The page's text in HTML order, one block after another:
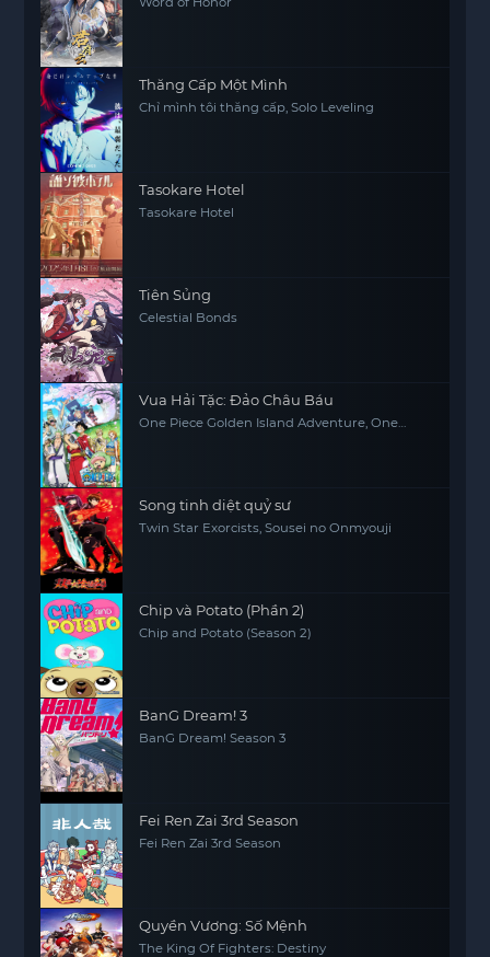
Thăng Cấp Một Mình
Chỉ mình tôi thăng cấp, Solo Leveling
Tasokare Hotel
Tasokare Hotel
Tiên Sủng
Celestial Bonds
Vua Hải Tặc: Đảo Châu Báu
One Piece Golden Island Adventure, One
Song tinh diệt quỷ sư
Twin Star Exorcists, Sousei no Onmyouji
Chip và Potato (Phần 2)
Chip and Potato (Season 2)
BanG Dream! 3
BanG Dream! Season 3
Fei Ren Zai 3rd Season
Fei Ren Zai 3rd Season
Quyền Vương: Số Mệnh
The King Of Fighters: Destiny